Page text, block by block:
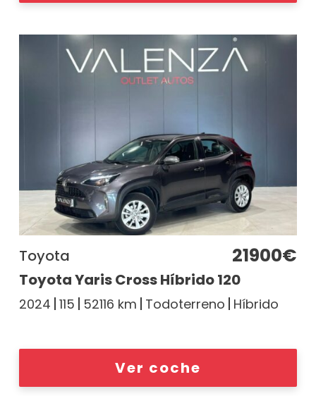
Toyota 21900€
Toyota Yaris Cross Híbrido 120
2024 115 52116 km Todoterreno Híbrido
Ver coche